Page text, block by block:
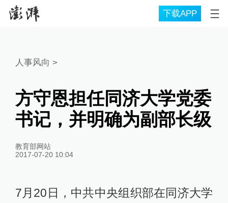
下载APP
人事风向 >
方守恩担任同济大学党委
书记，并明确为副部长级
教育部网站
2017-07-20 10:04
7月20日，中共中央组织部在同济大学